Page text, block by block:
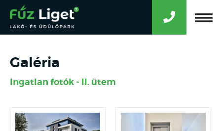
Galéria
Ingatlan fotók - II. ütem